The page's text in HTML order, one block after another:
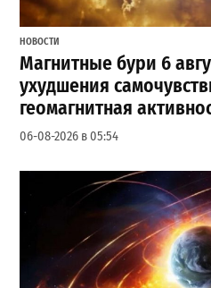
НОВОСТИ
Магнитные бури 6
ухудшения
геомагнитная
06-08-2026 в 05:54